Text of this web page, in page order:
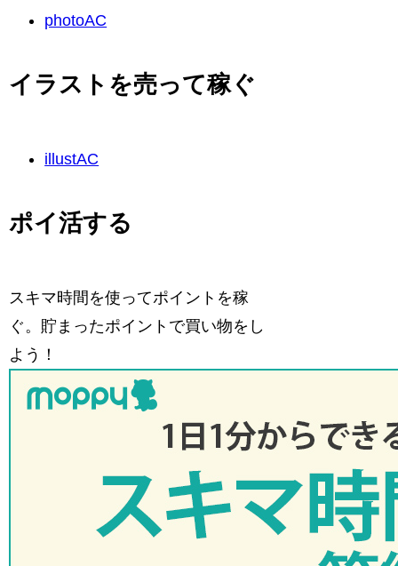
photoAC
イラストを売って稼ぐ
illustAC
ポイ活する
スキマ時間を使ってポイントを稼
ぐ。貯まったポイントで買い物をし
よう！